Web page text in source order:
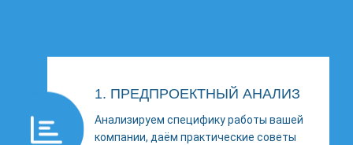
1. ПРЕДПРОЕКТНЫЙ АНАЛИЗ
Анализируем специфику работы вашей
компании, даём практические советы